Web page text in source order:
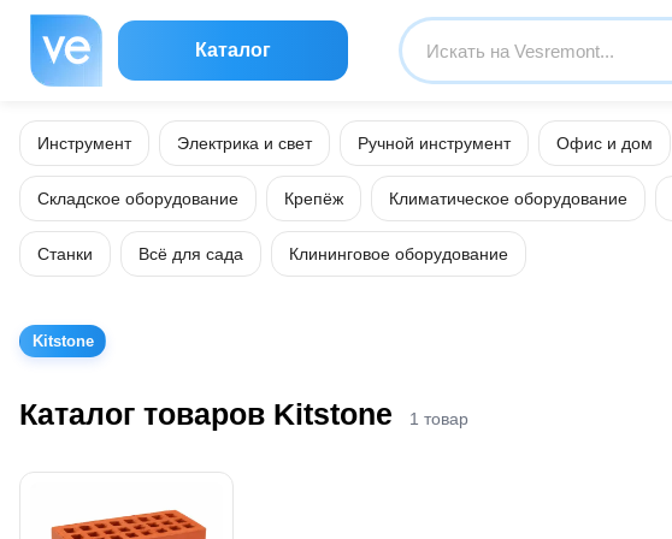
Каталог
Инструмент Электрика и свет Ручной инструмент Офис и дом
Складское оборудование Крепёж Климатическое оборудование
Станки Всё для сада Клининговое оборудование
Kitstone
Каталог товаров Kitstone 1 товар